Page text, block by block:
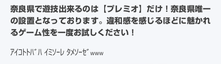
奈良県で遊技出来るのは【プレミオ】だけ！奈良県唯一
の設置となっております。違和感を感じるほどに魅かれ
るゲーム性を一度お試しください！
ｱｲｺﾄﾄﾊﾞﾊ ｲﾐｿｰﾚ ﾀﾒｿｰｾﾞ www